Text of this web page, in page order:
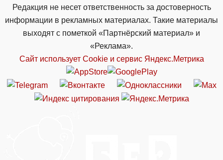
Редакция не несет ответственность за достоверность
информации в рекламных материалах. Такие материалы
выходят с пометкой «Партнёрский материал» и
«Реклама».
Сайт использует Cookie и сервиc Яндекс.Метрика